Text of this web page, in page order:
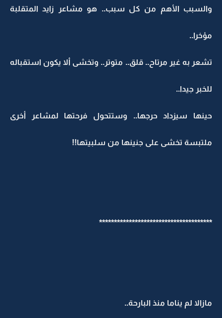
والسبب الأهم من كل سبب.. هو مشاعر زايد المتقلبة
مؤخرا..
تشعر به غير مرتاح.. قلق.. متوتر.. وتخشى ألا يكون استقباله
للخبر جيدا..
حينها سيزداد حرجها.. وستتحول فرحتها لمشاعر أخرى
ملتبسة تخشى على جنينها من سلبيتها!!
**************************************
مازالا لم يناما منذ البارحة..